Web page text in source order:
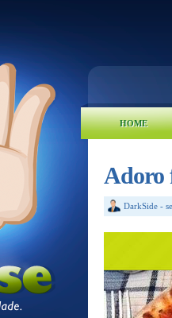
HOME
Adoro
DarkSide -